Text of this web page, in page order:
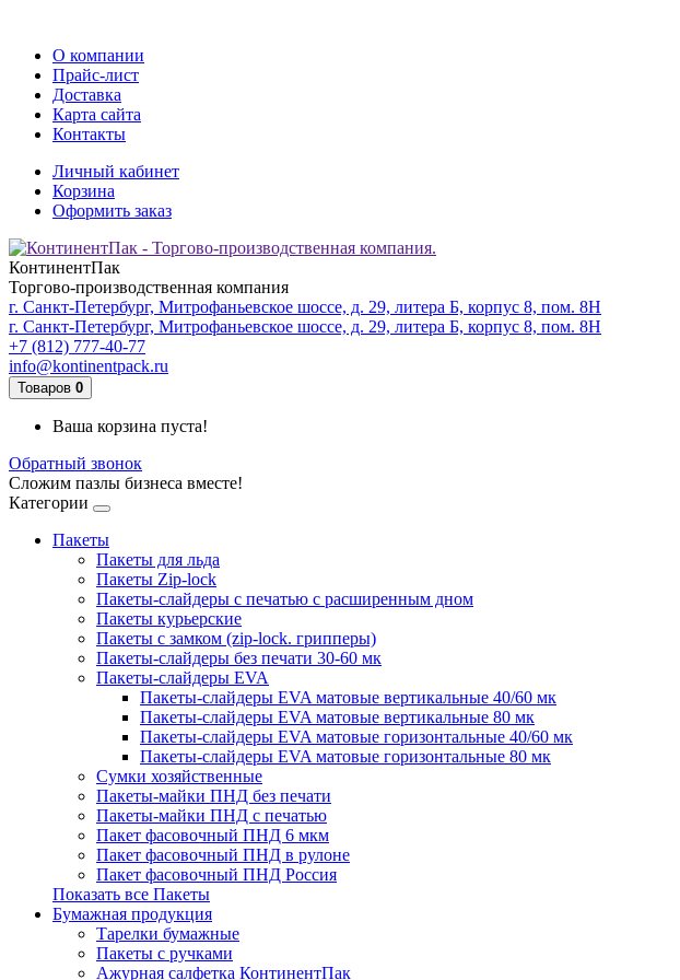
О компании
Прайс-лист
Доставка
Карта сайта
Контакты
Личный кабинет
Корзина
Оформить заказ
КонтинентПак
Торгово-производственная компания
г. Санкт-Петербург, Митрофаньевское шоссе, д. 29, литера Б, корпус 8, пом. 8Н
г. Санкт-Петербург, Митрофаньевское шоссе, д. 29, литера Б, корпус 8, пом. 8Н
+7 (812) 777-40-77
info@kontinentpack.ru
Товаров 0
Ваша корзина пуста!
Обратный звонок
Сложим пазлы бизнеса вместе!
Категории
Пакеты
Пакеты для льда
Пакеты Zip-lock
Пакеты-слайдеры с печатью с расширенным дном
Пакеты курьерские
Пакеты с замком (zip-lock. грипперы)
Пакеты-слайдеры без печати 30-60 мк
Пакеты-слайдеры EVA
Пакеты-слайдеры EVA матовые вертикальные 40/60 мк
Пакеты-слайдеры EVA матовые вертикальные 80 мк
Пакеты-слайдеры EVA матовые горизонтальные 40/60 мк
Пакеты-слайдеры EVA матовые горизонтальные 80 мк
Сумки хозяйственные
Пакеты-майки ПНД без печати
Пакеты-майки ПНД с печатью
Пакет фасовочный ПНД 6 мкм
Пакет фасовочный ПНД в рулоне
Пакет фасовочный ПНД Россия
Показать все Пакеты
Бумажная продукция
Тарелки бумажные
Пакеты с ручками
Ажурная салфетка КонтинентПак